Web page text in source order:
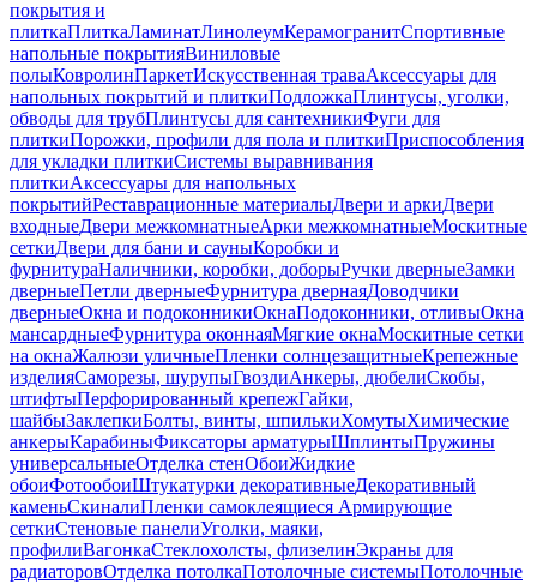
покрытия и
плиткаПлиткаЛаминатЛинолеумКерамогранитСпортивные
напольные покрытияВиниловые
полыКовролинПаркетИскусственная траваАксессуары для
напольных покрытий и плиткиПодложкаПлинтусы, уголки,
обводы для трубПлинтусы для сантехникиФуги для
плиткиПорожки, профили для пола и плиткиПриспособления
для укладки плиткиСистемы выравнивания
плиткиАксессуары для напольных
покрытийРеставрационные материалыДвери и аркиДвери
входныеДвери межкомнатныеАрки межкомнатныеМоскитные
сеткиДвери для бани и сауныКоробки и
фурнитураНаличники, коробки, доборыРучки дверныеЗамки
дверныеПетли дверныеФурнитура двернаяДоводчики
дверныеОкна и подоконникиОкнаПодоконники, отливыОкна
мансардныеФурнитура оконнаяМягкие окнаМоскитные сетки
на окнаЖалюзи уличныеПленки солнцезащитныеКрепежные
изделияСаморезы, шурупыГвоздиАнкеры, дюбелиСкобы,
штифтыПерфорированный крепежГайки,
шайбыЗаклепкиБолты, винты, шпилькиХомутыХимические
анкерыКарабиныФиксаторы арматурыШплинтыПружины
универсальныеОтделка стенОбоиЖидкие
обоиФотообоиШтукатурки декоративныеДекоративный
каменьСкиналиПленки самоклеящиеся Армирующие
сеткиСтеновые панелиУголки, маяки,
профилиВагонкаСтеклохолсты, флизелинЭкраны для
радиаторовОтделка потолкаПотолочные системыПотолочные